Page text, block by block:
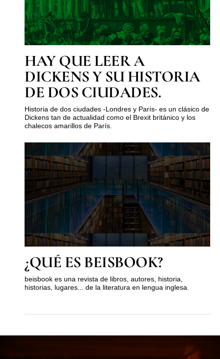
HAY QUE LEER A
DICKENS Y SU HISTORIA
DE DOS CIUDADES.
Historia de dos ciudades -Londres y París- es un clásico de
Dickens tan de actualidad como el Brexit británico y los
chalecos amarillos de París.
¿QUÉ ES BEISBOOK?
beisbook es una revista de libros, autores, historia,
historias, lugares... de la literatura en lengua inglesa.